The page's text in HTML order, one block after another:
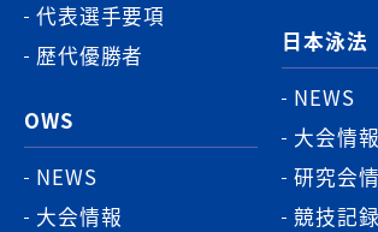
代表選手要項
歴代優勝者
OWS
NEWS
大会情報
日本泳法
NEWS
大会情報
研究会
競技記